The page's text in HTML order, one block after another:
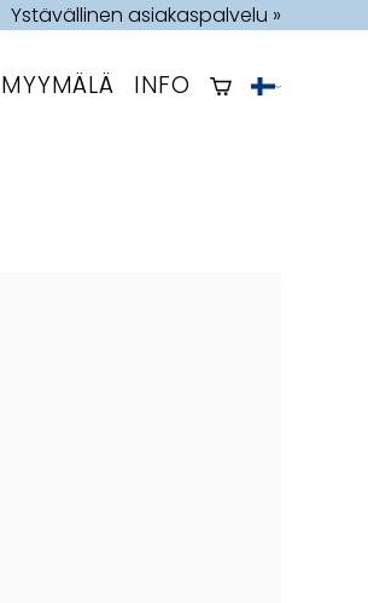
Ystävällinen asiakaspalvelu »
MYYMÄLÄ INFO